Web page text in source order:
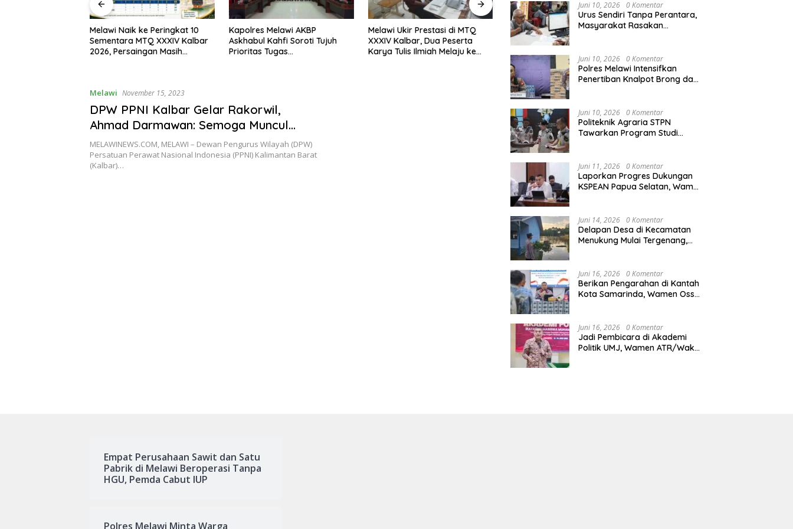
Melawi Naik ke Peringkat 10
Sementara MTQ XXXIV Kalbar
2026, Persaingan Masih
Kapolres Melawi AKBP
Askhabul Kahfi Soroti Tujuh
Prioritas Tugas
Melawi Ukir Prestasi di MTQ
XXXIV Kalbar, Dua Peserta
Karya Tulis Ilmiah Melaju ke
Melawi Tempati Peringkat ke-11
Sementara pada MTQ XXXIV
Semarak HUT RI ke-81,
Pinoh
Melawi November 15, 2023
DPW PPNI Kalbar Gelar Rakorwil,
Ahmad Darmawan: Semoga Muncul
Program Terbaik untuk Mendukung
Kinerja Perawat
MELAWINEWS.COM, MELAWI – Dewan Pengurus Wilayah (DPW)
Persatuan Perawat Nasional Indonesia (PPNI) Kalimantan Barat
(Kalbar)…
Agraria/Pertanahan dan Tata
Ruang
Juni 10, 2026 0 Komentar
Urus Sendiri Tanpa Perantara,
Masyarakat Rasakan
Juni 10, 2026 0 Komentar
Polres Melawi Intensifkan
Penertiban Knalpot Brong dan
Juni 10, 2026 0 Komentar
Politeknik Agraria STPN
Tawarkan Program Studi
Juni 11, 2026 0 Komentar
Laporkan Progres Dukungan
KSPEAN Papua Selatan, Wamen
Nasional
Juni 14, 2026 0 Komentar
Delapan Desa di Kecamatan
Menukung Mulai Tergenang,
Juni 16, 2026 0 Komentar
Berikan Pengarahan di Kantah
Kota Samarinda, Wamen Ossy:
Kalimantan Timur
Juni 16, 2026 0 Komentar
Jadi Pembicara di Akademi
Politik UMJ, Wamen ATR/Waka
Empat Perusahaan Sawit dan Satu
Pabrik di Melawi Beroperasi Tanpa
HGU, Pemda Cabut IUP
Polres Melawi Minta Warga